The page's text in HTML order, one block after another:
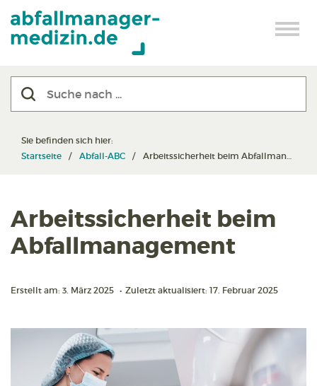
Sie befinden sich hier:
Startseite
Abfall-ABC Arbeitssicherheit beim Abfall­management
Arbeitssicherheit beim
Abfall­management
Erstellt am: 3. März 2025 • Zuletzt aktualisiert: 17. Februar 2025